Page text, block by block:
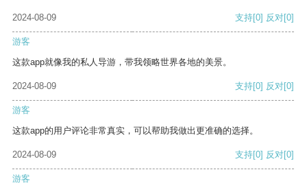
2024-08-09 支持[0] 反对[0]
游客
这款app就像我的私人导游，带我领略世界各地的美景。
2024-08-09 支持[0] 反对[0]
游客
这款app的用户评论非常真实，可以帮助我做出更准确的选择。
2024-08-09 支持[0] 反对[0]
游客